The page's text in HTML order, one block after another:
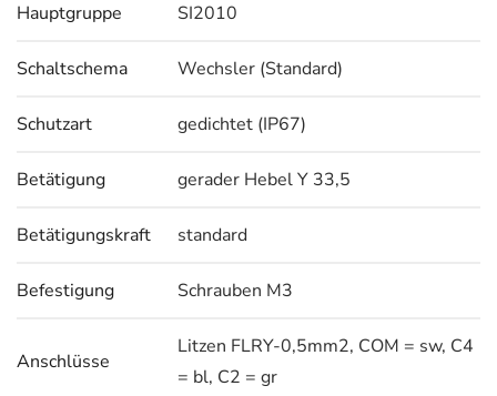
Hauptgruppe SI2010
Schaltschema Wechsler (Standard)
Schutzart gedichtet (IP67)
Betätigung gerader Hebel Y 33,5
Betätigungskraft standard
Befestigung Schrauben M3
Anschlüsse
Litzen FLRY-0,5mm2, COM = sw, C4
= bl, C2 = gr